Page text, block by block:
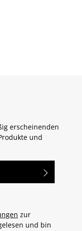
erscheinenden
und
zur
und bin